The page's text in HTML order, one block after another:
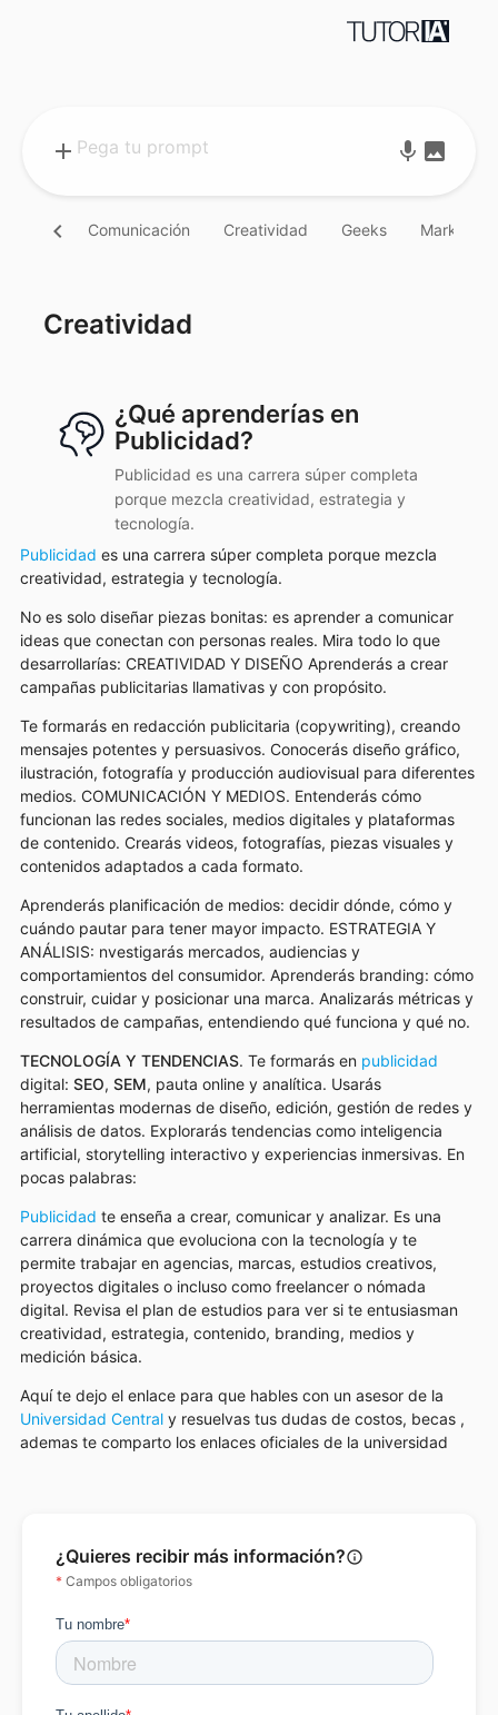
add mic image
chevron_left Comunicación Creatividad Geeks Marketing
Creatividad
¿Qué aprenderías en
Publicidad?
Publicidad es una carrera súper completa
porque mezcla creatividad, estrategia y
tecnología.
Publicidad es una carrera súper completa porque mezcla
creatividad, estrategia y tecnología.
No es solo diseñar piezas bonitas: es aprender a comunicar
ideas que conectan con personas reales. Mira todo lo que
desarrollarías: CREATIVIDAD Y DISEÑO Aprenderás a crear
campañas publicitarias llamativas y con propósito. 
Te formarás en redacción publicitaria (copywriting), creando
mensajes potentes y persuasivos. Conocerás diseño gráfico,
ilustración, fotografía y producción audiovisual para diferentes
medios. COMUNICACIÓN Y MEDIOS. Entenderás cómo
funcionan las redes sociales, medios digitales y plataformas
de contenido. Crearás videos, fotografías, piezas visuales y
contenidos adaptados a cada formato.
Aprenderás planificación de medios: decidir dónde, cómo y
cuándo pautar para tener mayor impacto. ESTRATEGIA Y
ANÁLISIS: nvestigarás mercados, audiencias y
comportamientos del consumidor. Aprenderás branding: cómo
construir, cuidar y posicionar una marca. Analizarás métricas y
resultados de campañas, entendiendo qué funciona y qué no.
TECNOLOGÍA Y TENDENCIAS. Te formarás en publicidad
digital: SEO, SEM, pauta online y analítica. Usarás
herramientas modernas de diseño, edición, gestión de redes y
análisis de datos. Explorarás tendencias como inteligencia
artificial, storytelling interactivo y experiencias inmersivas. En
pocas palabras:
Publicidad te enseña a crear, comunicar y analizar. Es una
carrera dinámica que evoluciona con la tecnología y te
permite trabajar en agencias, marcas, estudios creativos,
proyectos digitales o incluso como freelancer o nómada
digital. Revisa el plan de estudios para ver si te entusiasman
creatividad, estrategia, contenido, branding, medios y
medición básica.
Aquí te dejo el enlace para que hables con un asesor de la
Universidad Central y resuelvas tus dudas de costos, becas ,
ademas te comparto los enlaces oficiales de la universidad
¿Quieres recibir más información?info_outline
* Campos obligatorios